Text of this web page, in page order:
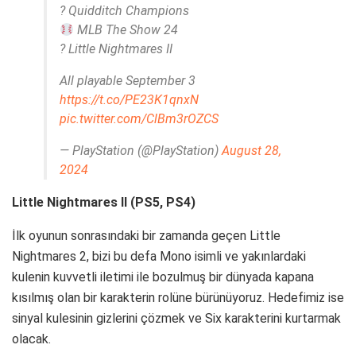
? Quidditch Champions
MLB The Show 24
? Little Nightmares II
All playable September 3
https://t.co/PE23K1qnxN
pic.twitter.com/ClBm3rOZCS
— PlayStation (@PlayStation)August 28,
2024
Little Nightmares II (PS5, PS4)
İlk oyunun sonrasındaki bir zamanda geçen Little
Nightmares 2, bizi bu defa Mono isimli ve yakınlardaki
kulenin kuvvetli iletimi ile bozulmuş bir dünyada kapana
kısılmış olan bir karakterin rolüne bürünüyoruz. Hedefimiz ise
sinyal kulesinin gizlerini çözmek ve Six karakterini kurtarmak
olacak.